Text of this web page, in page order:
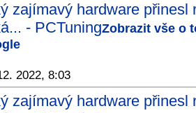
zajímavý hardware
- PCTuningZobrazit vše o
2022, 8:03
zajímavý hardware